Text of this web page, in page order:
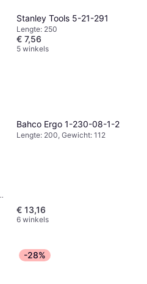
Stanley Tools 5-21-291
Lengte: 250
€ 7,56
5 winkels
Bahco Ergo 1-230-08-1-2
Lengte: 200, Gewicht: 112
€ 13,16
6 winkels
-28%